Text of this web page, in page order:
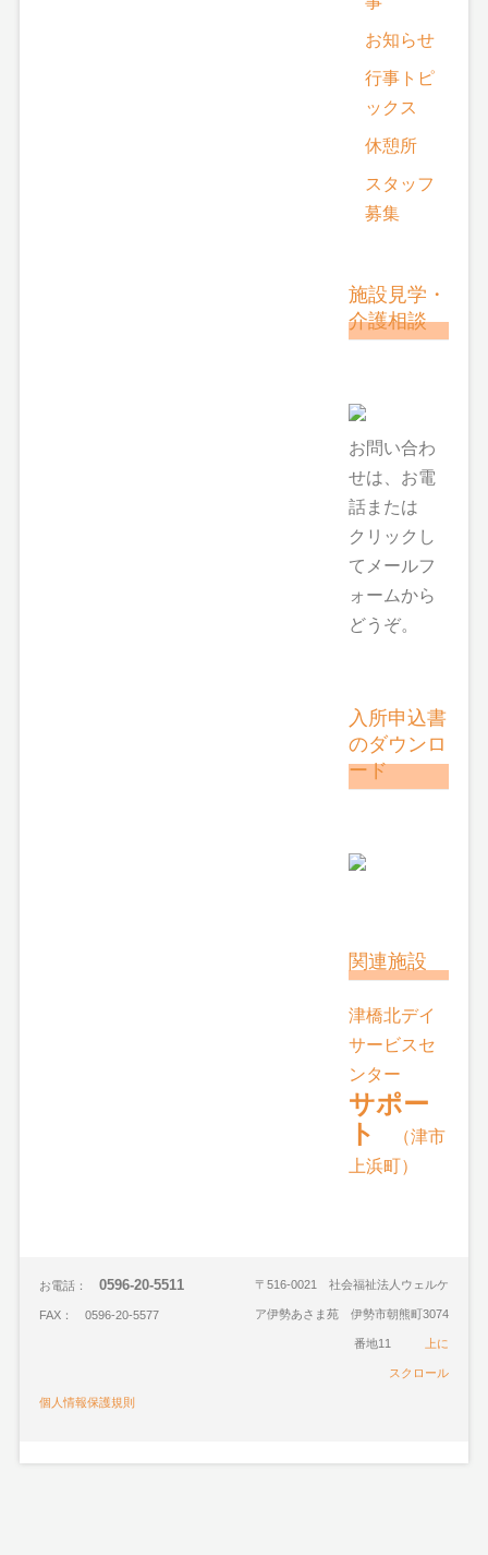
お知らせ
行事トピ
ックス
休憩所
スタッフ
募集
施設見学・
介護相談
お問い合わ
せは、お電
話または
クリックし
てメールフ
ォームから
どうぞ。
入所申込書
のダウンロ
ード
関連施設
津橋北デイ
サービスセ
ンター
サポー
ト
（津市
上浜町）
お電話：0596-20-5511
FAX： 0596-20-5577
〒516-0021 社会福祉法人ウェルケ
ア伊勢あさま苑 伊勢市朝熊町3074
番地11 上に
スクロール
個人情報保護規則